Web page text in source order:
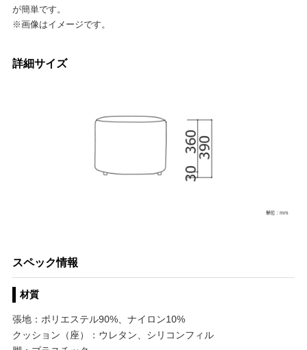
が簡単です。
※画像はイメージです。
詳細サイズ
スペック情報
材質
張地：ポリエステル90%、ナイロン10%
クッション（座）：ウレタン、シリコンフィル